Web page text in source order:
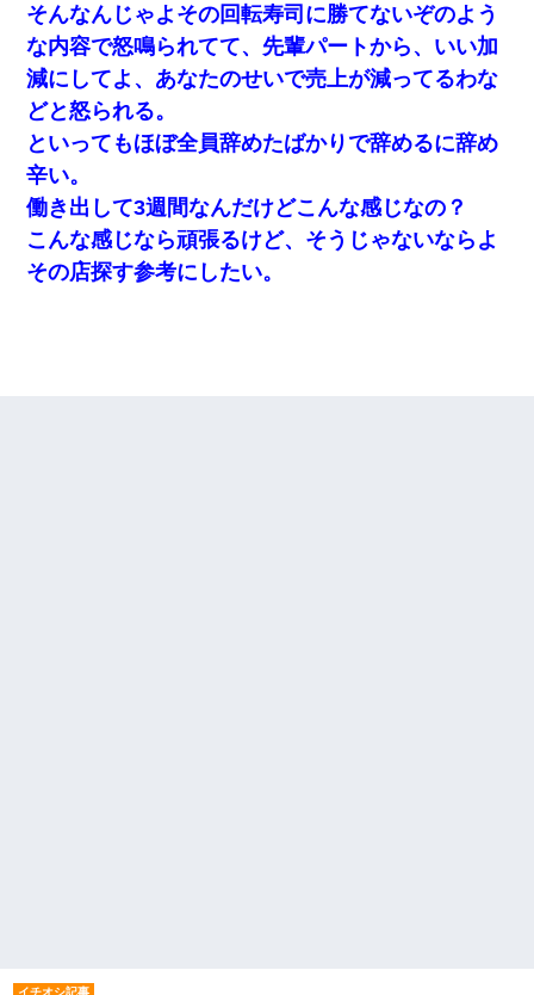
そんなんじゃよその回転寿司に勝てないぞのよう
な内容で怒鳴られてて、先輩パートから、いい加
減にしてよ、あなたのせいで売上が減ってるわな
どと怒られる。
といってもほぼ全員辞めたばかりで辞めるに辞め
辛い。
働き出して3週間なんだけどこんな感じなの？
こんな感じなら頑張るけど、そうじゃないならよ
その店探す参考にしたい。